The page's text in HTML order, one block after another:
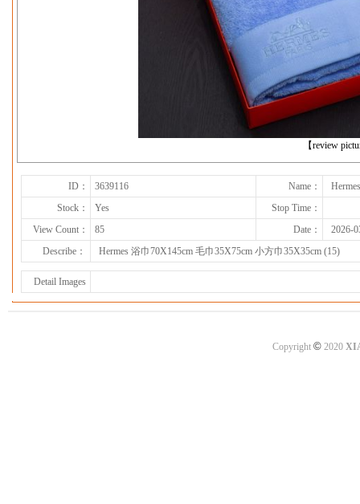
【review
下一张
ID： 3639116 Name：
Stock：
Yes
Stop Time：
View Count：
85 Date：
2026-
Describe：
Hermes 浴巾70X145cm 毛巾35X75cm 小方巾35X35cm (15)
Detail Images
Copyright ©2020